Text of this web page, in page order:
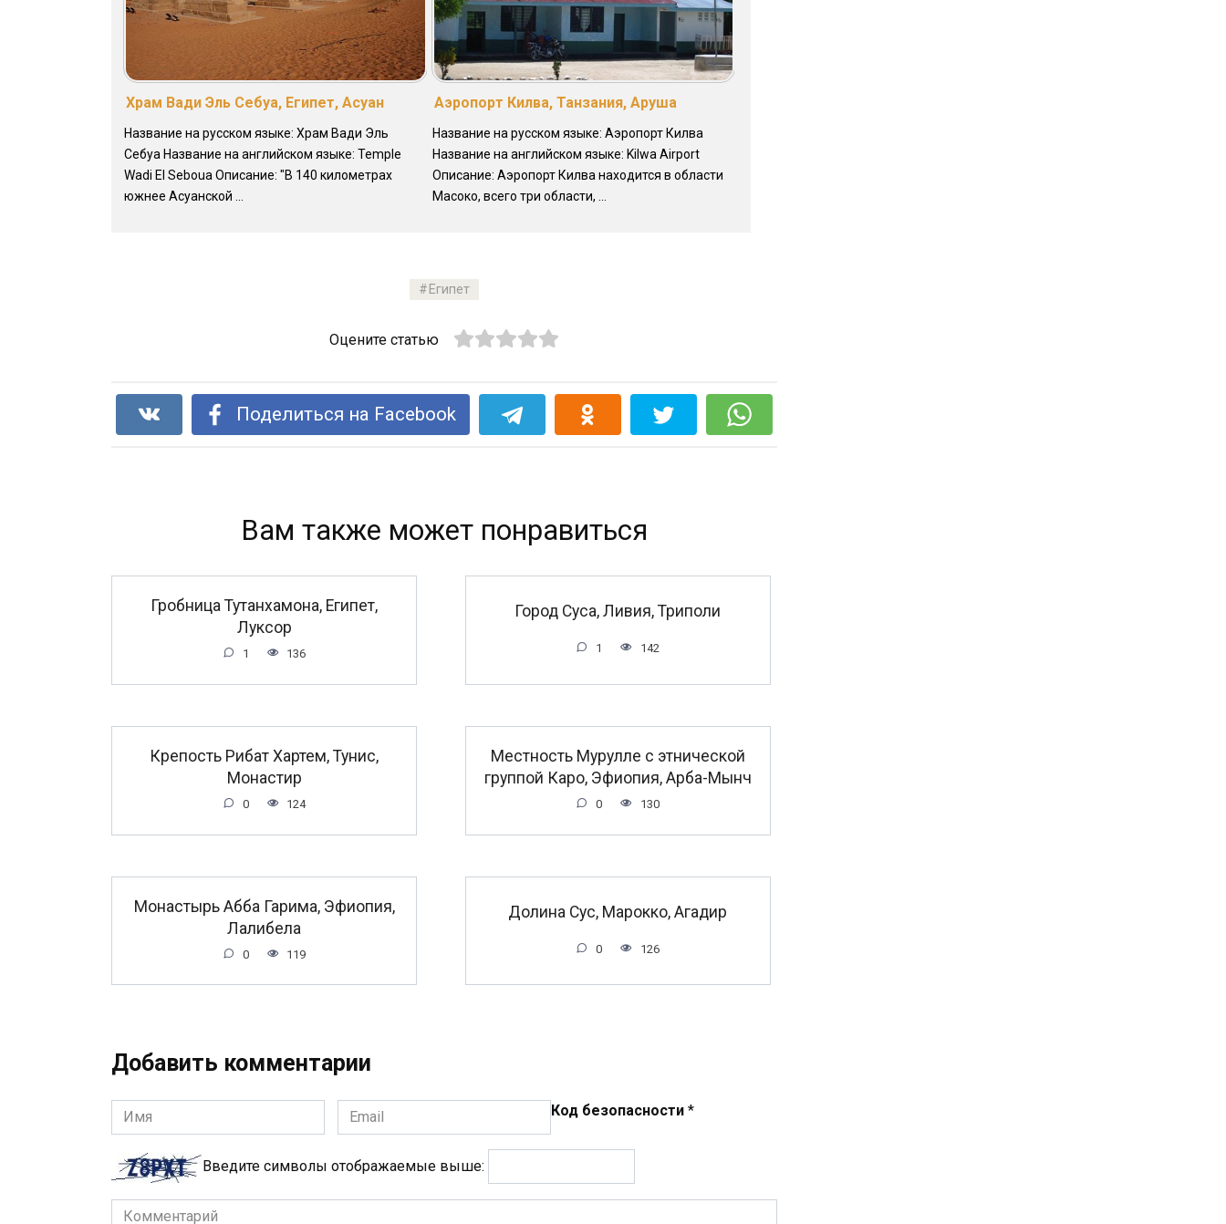
Храм Вади Эль Себуа, Египет, Асуан
Название на русском языке: Храм Вади Эль
Себуа Название на английском языке: Temple
Wadi El Seboua Описание: "В 140 километрах
южнее Асуанской ...
Аэропорт Килва, Танзания, Аруша
Название на русском языке: Аэропорт Килва
Название на английском языке: Kilwa Airport
Описание: Аэропорт Килва находится в области
Масоко, всего три области, ...
Египет
Оцените статью
Поделиться на Facebook
Вам также может понравиться
Гробница Тутанхамона, Египет,
Луксор
1 136
Город Суса, Ливия, Триполи
1 142
Крепость Рибат Хартем, Тунис,
Монастир
0 124
Местность Мурулле с этнической
группой Каро, Эфиопия, Арба-Мынч
0 130
Монастырь Абба Гарима, Эфиопия,
Лалибела
0 119
Долина Сус, Марокко, Агадир
0 126
Добавить комментарии
Имя
*
Email
*
Код безопасности *
Введите символы отображаемые выше:
Комментарий